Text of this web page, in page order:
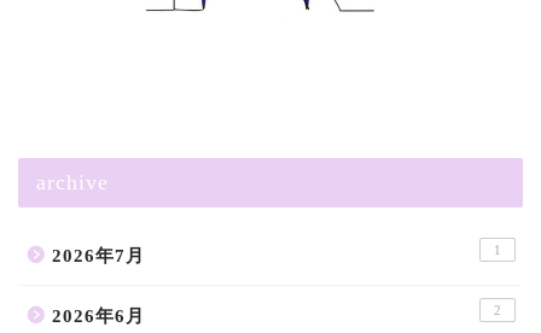
archive
2026年7月 1
2026年6月 2